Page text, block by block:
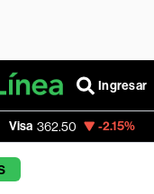
Ingresar
-2.15%